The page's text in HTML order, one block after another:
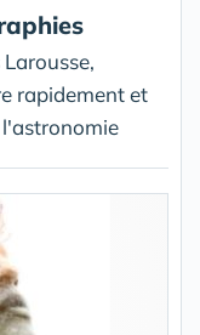
rapidement et